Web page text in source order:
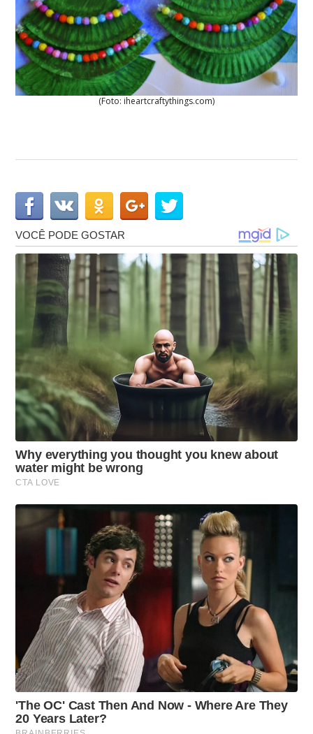
(Foto: iheartcraftythings.com)